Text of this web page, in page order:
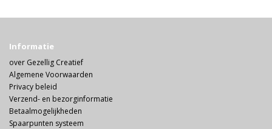
Informatie
over Gezellig Creatief
Algemene Voorwaarden
Privacy beleid
Verzend- en bezorginformatie
Betaalmogelijkheden
Spaarpunten systeem